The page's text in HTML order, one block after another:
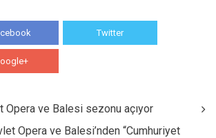
Twitter
Opera ve Balesi sezonu açıyor
Opera ve Balesi’nden “Cumhuriyet